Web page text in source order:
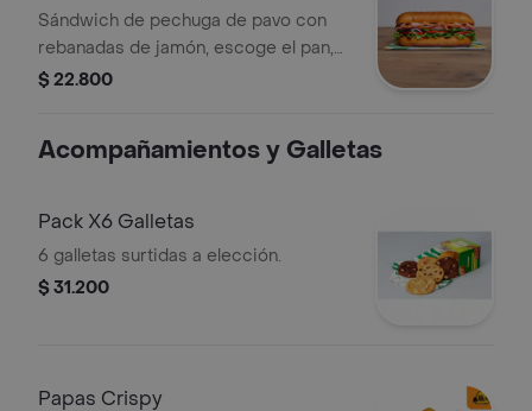
Sándwich de pechuga de pavo con
rebanadas de jamón, escoge el pan,
queso americano, vegetales y salsas
$ 22.800
Acompañamientos y Galletas
Pack X6 Galletas
6 galletas surtidas a elección.
$ 31.200
Papas Crispy